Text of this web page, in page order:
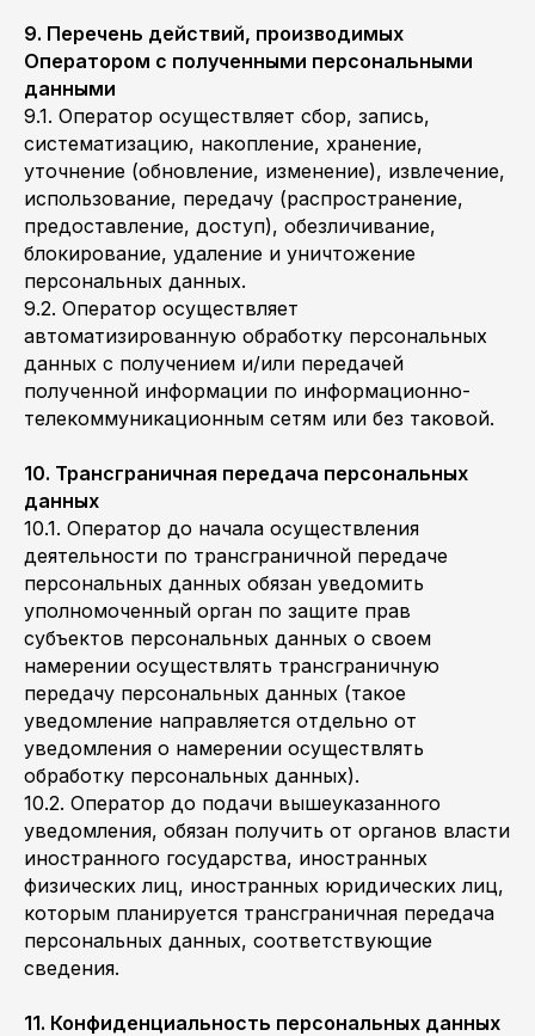
9. Перечень действий, производимых
Оператором с полученными персональными
данными
9.1. Оператор осуществляет сбор, запись,
систематизацию, накопление, хранение,
уточнение (обновление, изменение), извлечение,
использование, передачу (распространение,
предоставление, доступ), обезличивание,
блокирование, удаление и уничтожение
персональных данных.
9.2. Оператор осуществляет
автоматизированную обработку персональных
данных с получением и/или передачей
полученной информации по информационно-
телекоммуникационным сетям или без таковой.
10. Трансграничная передача персональных
данных
10.1. Оператор до начала осуществления
деятельности по трансграничной передаче
персональных данных обязан уведомить
уполномоченный орган по защите прав
субъектов персональных данных о своем
намерении осуществлять трансграничную
передачу персональных данных (такое
уведомление направляется отдельно от
уведомления о намерении осуществлять
обработку персональных данных).
10.2. Оператор до подачи вышеуказанного
уведомления, обязан получить от органов власти
иностранного государства, иностранных
физических лиц, иностранных юридических лиц,
которым планируется трансграничная передача
персональных данных, соответствующие
сведения.
11. Конфиденциальность персональных данных